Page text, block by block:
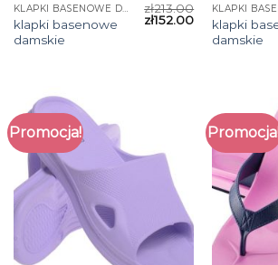
KLAPKI BASENOWE DAMSKIE
klapki basenowe
damskie
zł213.00
zł152.00
klapki
damskie
Promocja!